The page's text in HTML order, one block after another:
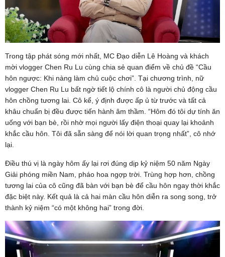
Trong tập phát sóng mới nhất, MC Đạo diễn Lê Hoàng và khách
mời vlogger Chen Ru Lu cùng chia sẻ quan điểm về chủ đề “Cầu
hôn ngược: Khi nàng làm chủ cuộc chơi”. Tại chương trình, nữ
vlogger Chen Ru Lu bất ngờ tiết lộ chính cô là người chủ động cầu
hôn chồng tương lai. Cô kể, ý định được ấp ủ từ trước và tất cả
khâu chuẩn bị đều được tiến hành âm thầm. “Hôm đó tôi dự tính ăn
uống với bạn bè, rồi nhờ mọi người lấy điện thoại quay lại khoảnh
khắc cầu hôn. Tôi đã sẵn sàng để nói lời quan trọng nhất”, cô nhớ
lại.
Điều thú vị là ngày hôm ấy lại rơi đúng dịp kỷ niệm 50 năm Ngày
Giải phóng miền Nam, pháo hoa ngợp trời. Trùng hợp hơn, chồng
tương lai của cô cũng đã bàn với bạn bè để cầu hôn ngay thời khắc
đặc biệt này. Kết quả là cả hai màn cầu hôn diễn ra song song, trở
thành kỷ niệm “có một không hai” trong đời.